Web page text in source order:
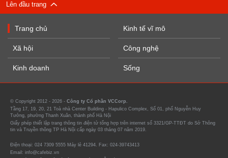
Lên đầu trang
Trang chủ
Xã hội
Kinh doanh
Kinh tế vĩ mô
Công nghệ
Sống
© Copyright 2012 - 2026 - Công ty Cổ phần VCCorp.
Tầng 17, 19, 20, 21 Toà nhà Center Building - Hapulico Complex, Số 01, phố Nguyễn Huy
Tưởng, phường Thanh Xuân, thành phố Hà Nội
Giấy phép thiết lập trang thông tin điện tử tổng hợp trên internet số 3321/GP-TTĐT do Sở Thông
tin và Truyền thông TP Hà Nội cấp ngày 03 tháng 07 năm 2019.
Điện thoại: 024 7309 5555 Máy lẻ 41294. Fax: 024-39743413
Email: info@cafebiz.vn